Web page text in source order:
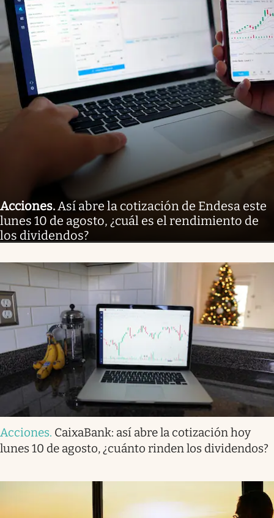
Acciones.Así abre la cotización de Endesa este
lunes 10 de agosto, ¿cuál es el rendimiento de
los dividendos?
Acciones. CaixaBank: así abre la cotización hoy
lunes 10 de agosto, ¿cuánto rinden los dividendos?